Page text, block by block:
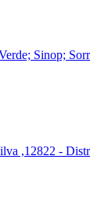
Sinop;
,12822 -